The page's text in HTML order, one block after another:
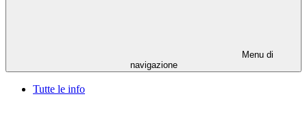
Menu di
navigazione
Tutte le info